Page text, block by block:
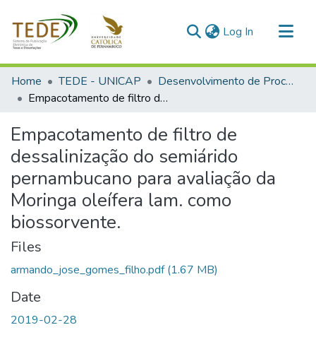
Log In (current)
Communities & Collections
All of DSpace
Home TEDE - UNICAP
Desenvolvimento de Processos Ambientais
Empacotamento de filtro de dessalinização do semiárido pernambucano para avaliação da Moringa oleífera lam. como biossorvente.
Empacotamento de filtro de
dessalinização do semiárido
pernambucano para avaliação da
Moringa oleífera lam. como
biossorvente.
Files
armando_jose_gomes_filho.pdf(1.67 MB)
Date
2019-02-28